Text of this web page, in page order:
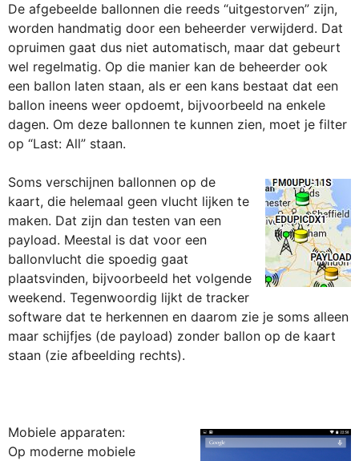
De afgebeelde ballonnen die reeds “uitgestorven” zijn,
worden handmatig door een beheerder verwijderd. Dat
opruimen gaat dus niet automatisch, maar dat gebeurt
wel regelmatig. Op die manier kan de beheerder ook
een ballon laten staan, als er een kans bestaat dat een
ballon ineens weer opdoemt, bijvoorbeeld na enkele
dagen. Om deze ballonnen te kunnen zien, moet je filter
op “Last: All” staan.
Soms verschijnen ballonnen op de
kaart, die helemaal geen vlucht lijken te
maken. Dat zijn dan testen van een
payload. Meestal is dat voor een
ballonvlucht die spoedig gaat
plaatsvinden, bijvoorbeeld het volgende
weekend. Tegenwoordig lijkt de tracker
software dat te herkennen en daarom zie je soms alleen
maar schijfjes (de payload) zonder ballon op de kaart
staan (zie afbeelding rechts).
Mobiele apparaten:
Op moderne mobiele